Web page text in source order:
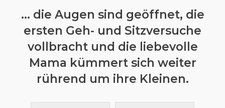
... die Augen sind geöffnet, die
ersten Geh- und Sitzversuche
vollbracht und die liebevolle
Mama kümmert sich weiter
rührend um ihre Kleinen.